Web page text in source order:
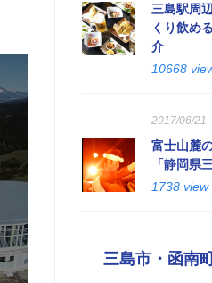
三島駅周
くり飲め
介
10668
2017/06/21
富士山麓
「静岡県
1738 view
三島市・函南